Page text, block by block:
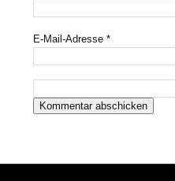
E-Mail-Adresse*